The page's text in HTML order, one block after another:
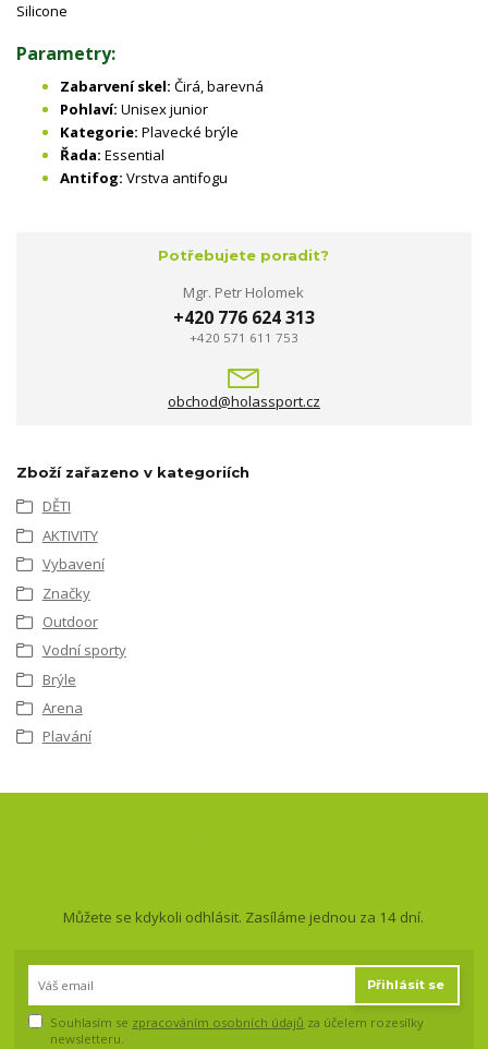
Silicone
Parametry:
Zabarvení skel: Čirá, barevná
Pohlaví: Unisex junior
Kategorie: Plavecké brýle
Řada: Essential
Antifog: Vrstva antifogu
Potřebujete poradit?
Mgr. Petr Holomek
+420 776 624 313
+420 571 611 753
obchod@holassport.cz
Zboží zařazeno v kategoriích
DĚTI
AKTIVITY
Vybavení
Značky
Outdoor
Vodní sporty
Brýle
Arena
Plavání
Můžete se kdykoli odhlásit. Zasíláme jednou za 14 dní.
Přihlásit se
Souhlasím se zpracováním osobních údajů za účelem rozesílky
newsletteru.